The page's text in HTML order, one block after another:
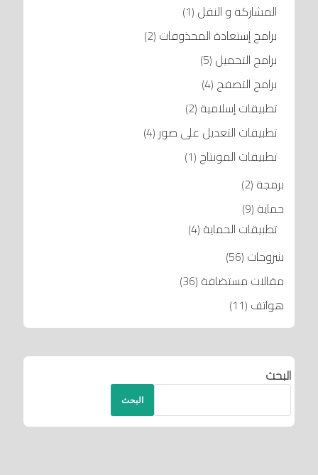
المشاركة و النقل (1)
برامج إستعادة المحذوفات (2)
برامج التحميل (5)
برامج التصفح (4)
تطبيقات إسلامية (2)
تطبيقات التعديل على صور (4)
تطبيقات المونتاج (1)
برمجة (2)
حماية (9)
تطبيقات الحماية (4)
شروحات (56)
مقالات مستضافة (36)
هواتف (11)
البحث
البحث